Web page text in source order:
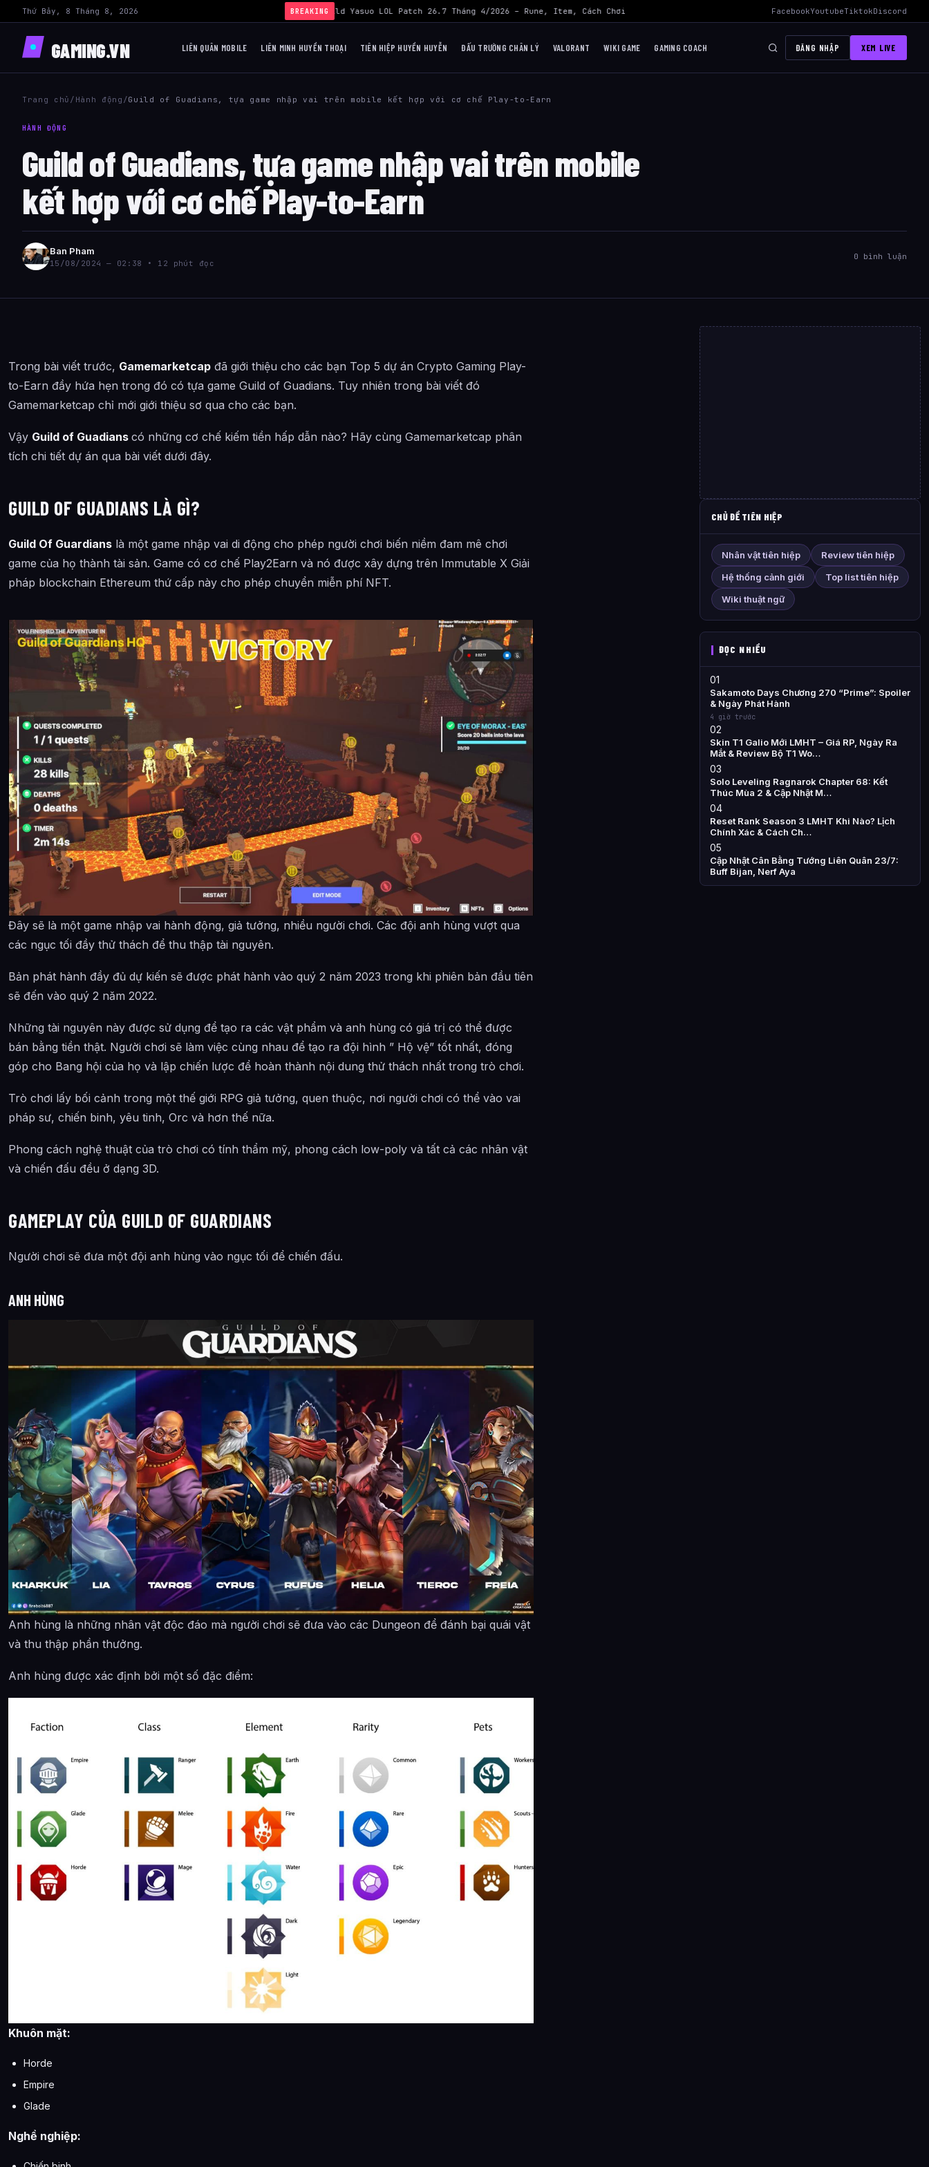
Thứ Bảy, 8 Tháng 8, 2026 BREAKING
› Build Yasuo LOL Patch 26.7 Tháng 4/2026 – Rune, Item, Cách Chơi Mid Hiệu Quả Nhất AWC 2026 Liên Quân Mobile – Lịch Thi Đấu,
FacebookYoutubeTiktokDiscord
GAMING.VN LIÊN QUÂN MOBILE LIÊN MINH HUYỀN THOẠI TIÊN HIỆP HUYỀN HUYỄN ĐẤU TRƯỜNG CHÂN LÝ VALORANT WIKI GAME GAMING COACH ĐĂNG NHẬP XEM LIVE
Trang chủ / Hành động /Guild of Guadians, tựa game nhập vai trên mobile kết hợp với cơ chế Play-to-Earn
HÀNH ĐỘNG
Guild of Guadians, tựa game nhập vai trên mobile
kết hợp với cơ chế Play-to-Earn
Ban Pham
15/08/2024 — 02:38 • 12 phút đọc
0 bình luận
Trong bài viết trước, Gamemarketcap đã giới thiệu cho các bạn Top 5 dự án Crypto Gaming Play-
to-Earn đầy hứa hẹn trong đó có tựa game Guild of Guadians. Tuy nhiên trong bài viết đó
Gamemarketcap chỉ mới giới thiệu sơ qua cho các bạn.
Vậy Guild of Guadians có những cơ chế kiếm tiền hấp dẫn nào? Hãy cùng Gamemarketcap phân
tích chi tiết dự án qua bài viết dưới đây.
GUILD OF GUADIANS LÀ GÌ?
Guild Of Guardians là một game nhập vai di động cho phép người chơi biến niềm đam mê chơi
game của họ thành tài sản. Game có cơ chế Play2Earn và nó được xây dựng trên Immutable X Giải
pháp blockchain Ethereum thứ cấp này cho phép chuyển miễn phí NFT.
Đây sẽ là một game nhập vai hành động, giả tưởng, nhiều người chơi. Các đội anh hùng vượt qua
các ngục tối đầy thử thách để thu thập tài nguyên.
Bản phát hành đầy đủ dự kiến sẽ được phát hành vào quý 2 năm 2023 trong khi phiên bản đầu tiên
sẽ đến vào quý 2 năm 2022.
Những tài nguyên này được sử dụng để tạo ra các vật phẩm và anh hùng có giá trị có thể được
bán bằng tiền thật. Người chơi sẽ làm việc cùng nhau để tạo ra đội hình ” Hộ vệ” tốt nhất, đóng
góp cho Bang hội của họ và lập chiến lược để hoàn thành nội dung thử thách nhất trong trò chơi.
Trò chơi lấy bối cảnh trong một thế giới RPG giả tưởng, quen thuộc, nơi người chơi có thể vào vai
pháp sư, chiến binh, yêu tinh, Orc và hơn thế nữa.
Phong cách nghệ thuật của trò chơi có tính thẩm mỹ, phong cách low-poly và tất cả các nhân vật
và chiến đấu đều ở dạng 3D.
GAMEPLAY CỦA GUILD OF GUARDIANS
Người chơi sẽ đưa một đội anh hùng vào ngục tối để chiến đấu.
ANH HÙNG
Anh hùng là những nhân vật độc đáo mà người chơi sẽ đưa vào các Dungeon để đánh bại quái vật
và thu thập phần thưởng.
Anh hùng được xác định bởi một số đặc điểm:
Khuôn mặt:
Horde
Empire
Glade
Nghề nghiệp:
CHỦ ĐỀ TIÊN HIỆP
Nhân vật tiên hiệp
Review tiên hiệp
Hệ thống cảnh giới
Top list tiên hiệp
Wiki thuật ngữ
ĐỌC NHIỀU
01
Sakamoto Days Chương 270 “Prime”: Spoiler
& Ngày Phát Hành
4 giờ trước
02
Skin T1 Galio Mới LMHT – Giá RP, Ngày Ra
Mắt & Review Bộ T1 Wo…
03
Solo Leveling Ragnarok Chapter 68: Kết
Thúc Mùa 2 & Cập Nhật M…
04
Reset Rank Season 3 LMHT Khi Nào? Lịch
Chính Xác & Cách Ch…
05
Cập Nhật Cân Bằng Tướng Liên Quân 23/7:
Buff Bijan, Nerf Aya